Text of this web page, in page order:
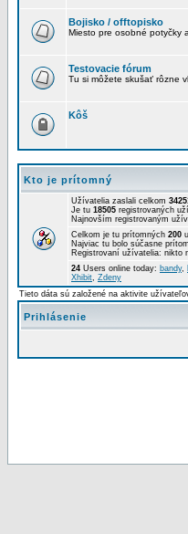
Bojisko / offtopisko
Miesto pre osobné potyčky
Testovacie fórum
Tu si môžete skušať rôzne
Kôš
Kto je prítomný
Užívatelia zaslali celkom
Je tu 18505 registrovaných
Najnovším registrovaným
Celkom je tu prítomných 200
Najviac tu bolo súčasne
Registrovaní užívatelia: nikto
24 Users online today: bandy,
Xhibit, Zdeny
Tieto dáta sú založené na aktivite
Prihlásenie